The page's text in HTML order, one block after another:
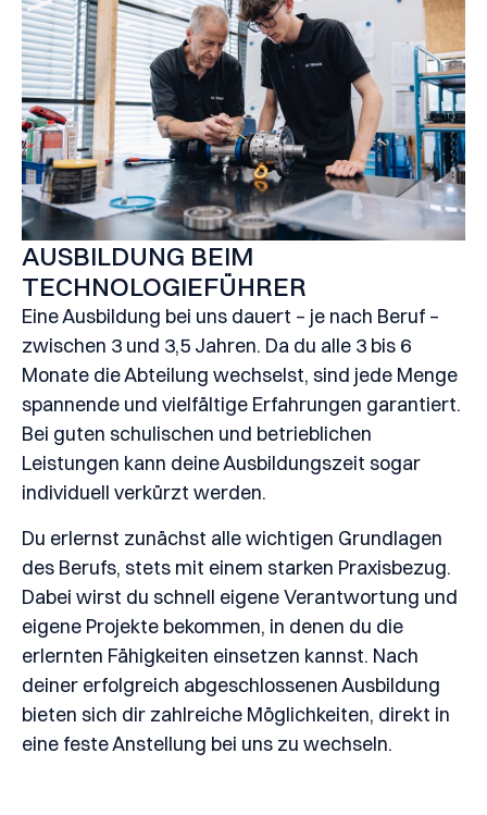
AUSBILDUNG BEIM
TECHNOLOGIEFÜHRER
Eine Ausbildung bei uns dauert – je nach Beruf –
zwischen 3 und 3,5 Jahren. Da du alle 3 bis 6
Monate die Abteilung wechselst, sind jede Menge
spannende und vielfältige Erfahrungen garantiert.
Bei guten schulischen und betrieblichen
Leistungen kann deine Ausbildungszeit sogar
individuell verkürzt werden.
Du erlernst zunächst alle wichtigen Grundlagen
des Berufs, stets mit einem starken Praxisbezug.
Dabei wirst du schnell eigene Verantwortung und
eigene Projekte bekommen, in denen du die
erlernten Fähigkeiten einsetzen kannst. Nach
deiner erfolgreich abgeschlossenen Ausbildung
bieten sich dir zahlreiche Möglichkeiten, direkt in
eine feste Anstellung bei uns zu wechseln.